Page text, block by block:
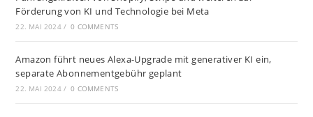
Förderung von KI und Technologie bei Meta
22. MAI 2024 / 0 COMMENTS
Amazon führt neues Alexa-Upgrade mit generativer KI ein,
separate Abonnementgebühr geplant
22. MAI 2024 / 0 COMMENTS